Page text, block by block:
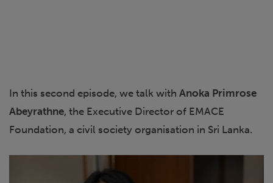
In this second episode, we talk with Anoka Primrose
Abeyrathne, the Executive Director of EMACE
Foundation, a civil society organisation in Sri Lanka.